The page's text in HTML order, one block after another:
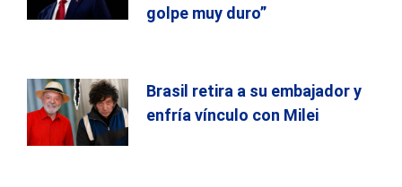
golpe muy duro”
Brasil retira a su embajador y
enfría vínculo con Milei